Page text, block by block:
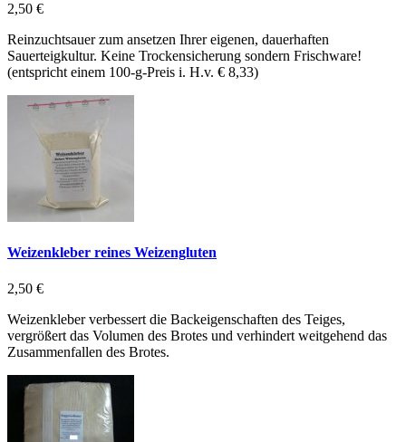
2,50 €
Reinzuchtsauer zum ansetzen Ihrer eigenen, dauerhaften
Sauerteigkultur. Keine Trockensicherung sondern Frischware!
(entspricht einem 100-g-Preis i. H.v. € 8,33)
Weizenkleber reines Weizengluten
2,50 €
Weizenkleber verbessert die Backeigenschaften des Teiges,
vergrößert das Volumen des Brotes und verhindert weitgehend das
Zusammenfallen des Brotes.